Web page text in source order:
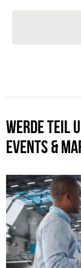
WERDE TEIL
EVENTS &